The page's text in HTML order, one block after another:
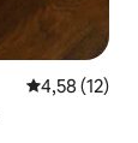
Prosječna
4,58 (12)